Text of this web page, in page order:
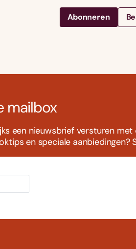
Abonneren
mailbox
een nieuwsbrief versturen met
en speciale aanbiedingen?